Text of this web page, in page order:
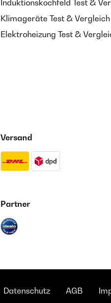
Induktionskochfeld Test &
Klimageräte Test & Vergleich
Elektroheizung Test &
Versand
Partner
Datenschutz AGB